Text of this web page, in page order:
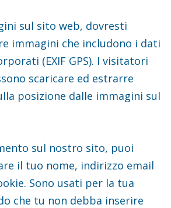
sul sito web, dovresti
immagini che includono i dati
(EXIF GPS). I visitatori
scaricare ed estrarre
posizione dalle immagini sul
sul nostro sito, puoi
il tuo nome, indirizzo email
Sono usati per la tua
che tu non debba inserire